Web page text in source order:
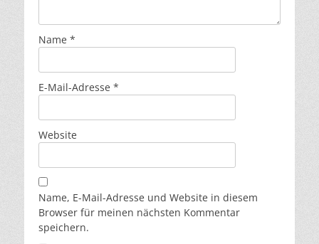
Name *
E-Mail-Adresse *
Website
Name, E-Mail-Adresse und Website in diesem
Browser für meinen nächsten Kommentar
speichern.